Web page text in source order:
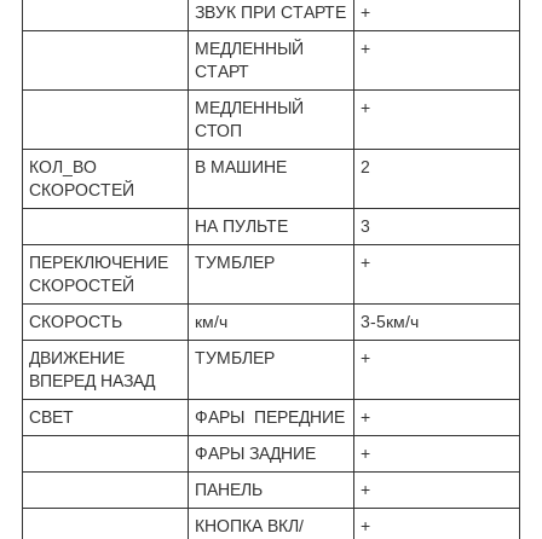
ЗВУК ПРИ СТАРТЕ
+
МЕДЛЕННЫЙ
СТАРТ
+
МЕДЛЕННЫЙ
СТОП
+
КОЛ_ВО
СКОРОСТЕЙ
В МАШИНЕ 2
НА ПУЛЬТЕ
3
ПЕРЕКЛЮЧЕНИЕ
СКОРОСТЕЙ
ТУМБЛЕР +
СКОРОСТЬ км/ч
3-5км/ч
ДВИЖЕНИЕ
ВПЕРЕД НАЗАД
ТУМБЛЕР +
СВЕТ ФАРЫ ПЕРЕДНИЕ
+
ФАРЫ ЗАДНИЕ
+
ПАНЕЛЬ
+
КНОПКА ВКЛ/
+